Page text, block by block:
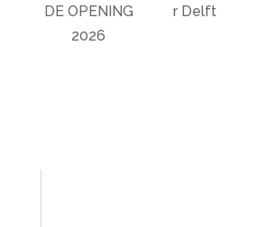
DE OPENING
2026
r Delft